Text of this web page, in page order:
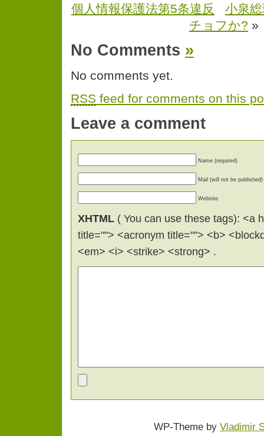
個人情報保護法第5条違反
小泉
チョフか? »
No Comments »
No comments yet.
RSS feed for comments on this
Leave a comment
Name (required)
Mail (will not be published)
Website
XHTML ( You can use these tags): <a
title=""> <acronym title=""> <b>
<em> <i> <strike> <strong> .
WP-Theme by Vladimir